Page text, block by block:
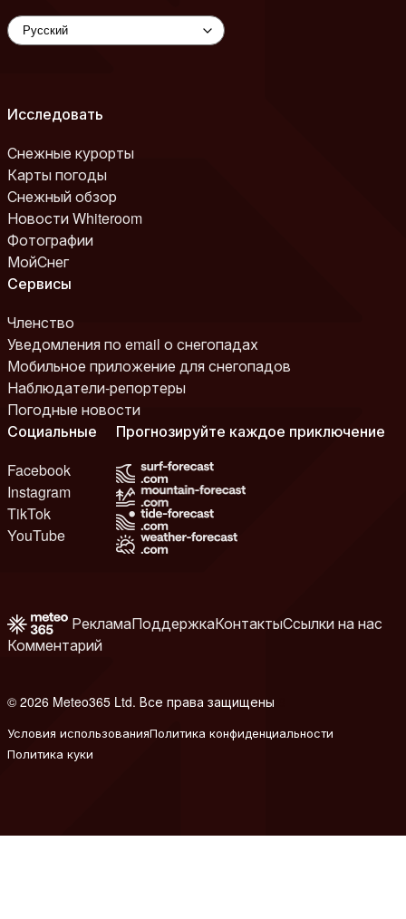
Исследовать
Снежные курорты
Карты погоды
Снежный обзор
Новости Whiteroom
Фотографии
МойСнег
Сервисы
Членство
Уведомления по email о снегопадах
Мобильное приложение для снегопадов
Наблюдатели-репортеры
Погодные новости
Социальные
Facebook
Instagram
TikTok
YouTube
Прогнозируйте каждое приключение
РекламаПоддержкаКонтактыСсылки на нас
Комментарий
© 2026 Meteo365 Ltd. Все права защищены
Условия использованияПолитика конфиденциальности
Политика куки